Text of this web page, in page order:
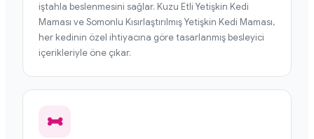
iştahla beslenmesini sağlar. Kuzu Etli Yetişkin Kedi
Maması ve Somonlu Kısırlaştırılmış Yetişkin Kedi Maması,
her kedinin özel ihtiyacına göre tasarlanmış besleyici
içerikleriyle öne çıkar.